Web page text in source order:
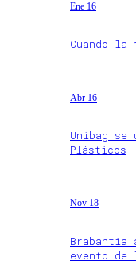
Ene 16
Cuando la
Abr 16
Unibag
Plásticos
Nov 18
Brabantia
evento de